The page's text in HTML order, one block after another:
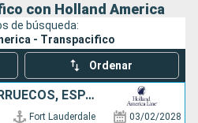
Buscar
con Holland America
de búsqueda:
- Transpacifico
Ordenar
ESTADOS UNIDOS, MARRUECOS, ESPAÑA
Fort Lauderdale 03/02/2028